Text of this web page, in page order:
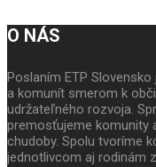
O NÁS
Poslaním ETP
a komunít smerom k
udržateľného rozvoja.
premosťujeme komunity
chudoby. Spolu tvoríme
jednotlivcom aj rodinám